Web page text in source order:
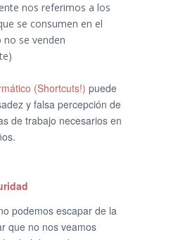
nos referimos a los
se consumen en el
se venden
(Shortcuts!) puede
y falsa percepción de
de trabajo necesarios en
podemos escapar de la
que no nos veamos